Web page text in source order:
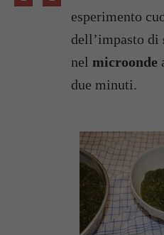
esperimento
dell’impasto di
nel microonde
due minuti.